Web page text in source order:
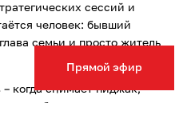
Прямой эфир
сессий и
человек: бывший
семьи и просто житель
когда снимает пиджак,
рубашки и выходит из